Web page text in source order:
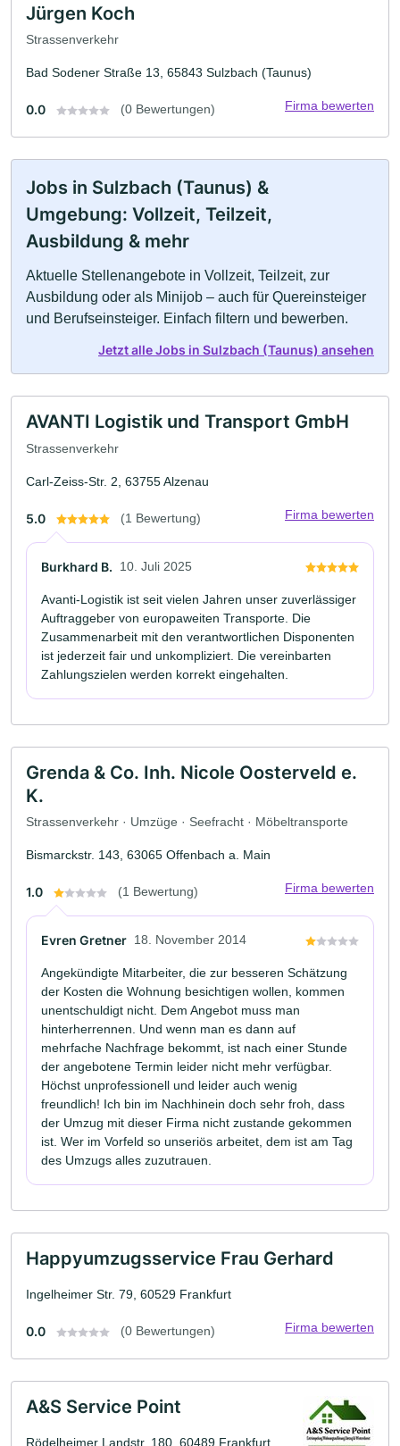
Jürgen Koch
Strassenverkehr
Bad Sodener Straße 13, 65843 Sulzbach (Taunus)
0.0 (0 Bewertungen) Firma bewerten
Jobs in Sulzbach (Taunus) &
Umgebung: Vollzeit, Teilzeit,
Ausbildung & mehr
Aktuelle Stellenangebote in Vollzeit, Teilzeit, zur
Ausbildung oder als Minijob – auch für Quereinsteiger
und Berufseinsteiger. Einfach filtern und bewerben.
Jetzt alle Jobs in Sulzbach (Taunus) ansehen
AVANTI Logistik und Transport GmbH
Strassenverkehr
Carl-Zeiss-Str. 2, 63755 Alzenau
5.0 (1 Bewertung) Firma bewerten
Burkhard B. 10. Juli 2025
Avanti-Logistik ist seit vielen Jahren unser zuverlässiger
Auftraggeber von europaweiten Transporte. Die
Zusammenarbeit mit den verantwortlichen Disponenten
ist jederzeit fair und unkompliziert. Die vereinbarten
Zahlungszielen werden korrekt eingehalten.
Grenda & Co. Inh. Nicole Oosterveld e.
K.
Strassenverkehr · Umzüge · Seefracht · Möbeltransporte
Bismarckstr. 143, 63065 Offenbach a. Main
1.0 (1 Bewertung) Firma bewerten
Evren Gretner 18. November 2014
Angekündigte Mitarbeiter, die zur besseren Schätzung
der Kosten die Wohnung besichtigen wollen, kommen
unentschuldigt nicht. Dem Angebot muss man
hinterherrennen. Und wenn man es dann auf
mehrfache Nachfrage bekommt, ist nach einer Stunde
der angebotene Termin leider nicht mehr verfügbar.
Höchst unprofessionell und leider auch wenig
freundlich! Ich bin im Nachhinein doch sehr froh, dass
der Umzug mit dieser Firma nicht zustande gekommen
ist. Wer im Vorfeld so unseriös arbeitet, dem ist am Tag
des Umzugs alles zuzutrauen.
Happyumzugsservice Frau Gerhard
Ingelheimer Str. 79, 60529 Frankfurt
0.0 (0 Bewertungen) Firma bewerten
A&S Service Point
Rödelheimer Landstr. 180, 60489 Frankfurt